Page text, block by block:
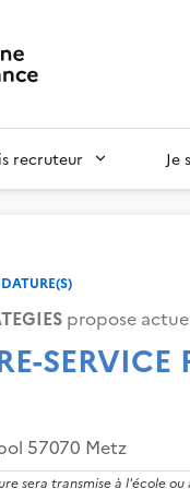
recruteur Je
propose
57070 Metz
sera transmise à l'école